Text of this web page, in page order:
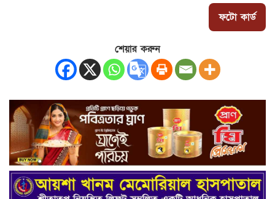
ফটো কার্ড
শেয়ার করুন